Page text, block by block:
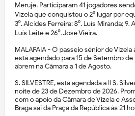
Meruje. Participaram 41 jogadores
Vizela que conquistou o 2⁰ lugar por
3⁰. Alcides Ferreira; 8⁰. Luís Miranda; 9.
Luís Leite e 26⁰. José Vieira.
MALAFAIA - O passeio sénior de Vizela
está agendado para 15 de Setembro
abrem na Câmara a 1 de Agosto.
S. SILVESTRE, está agendada a II S.
noite de 23 de Dezembro de 2026.
com o apoio da Câmara de Vizela e
Braga sai da Praça da República às 21